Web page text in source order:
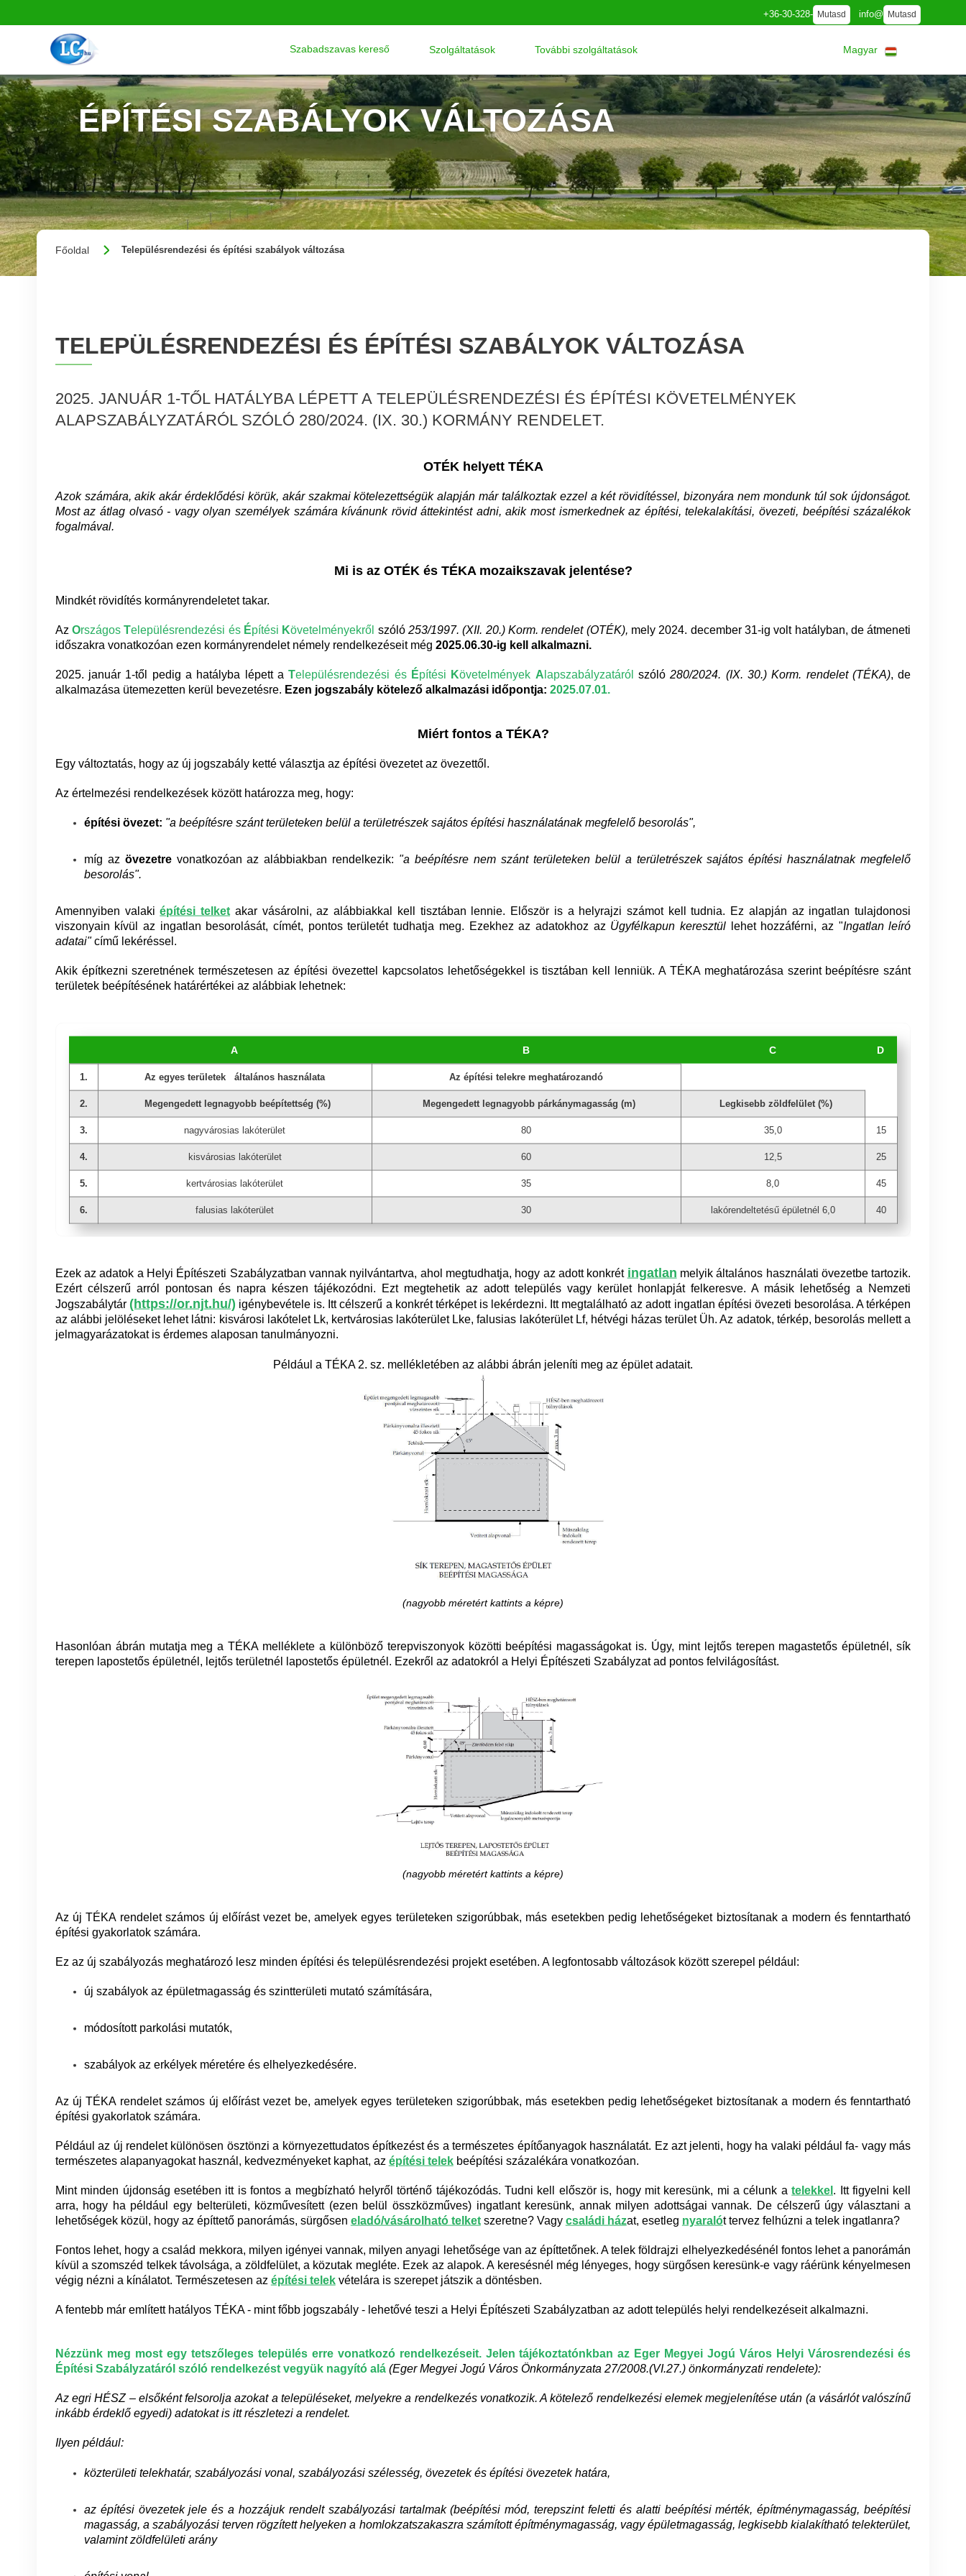
+36-30-328- Mutasd info@ Mutasd
Szabadszavas kereső Szolgáltatások További szolgáltatások Magyar
ÉPÍTÉSI SZABÁLYOK VÁLTOZÁSA
Főoldal Településrendezési és építési szabályok változása
TELEPÜLÉSRENDEZÉSI ÉS ÉPÍTÉSI SZABÁLYOK VÁLTOZÁSA
2025. JANUÁR 1-TŐL HATÁLYBA LÉPETT A TELEPÜLÉSRENDEZÉSI ÉS ÉPÍTÉSI KÖVETELMÉNYEK
ALAPSZABÁLYZATÁRÓL SZÓLÓ 280/2024. (IX. 30.) KORMÁNY RENDELET.
OTÉK helyett TÉKA
Azok számára, akik akár érdeklődési körük, akár szakmai kötelezettségük alapján már találkoztak ezzel a két rövidítéssel, bizonyára nem mondunk túl sok újdonságot.
Most az átlag olvasó - vagy olyan személyek számára kívánunk rövid áttekintést adni, akik most ismerkednek az építési, telekalakítási, övezeti, beépítési százalékok
fogalmával.
Mi is az OTÉK és TÉKA mozaikszavak jelentése?
Mindkét rövidítés kormányrendeletet takar.
AzOrszágosTelepülésrendezési és Építési Követelményekről szóló253/1997. (XII. 20.) Korm. rendelet (OTÉK), mely 2024. december 31-ig volt hatályban, de átmeneti
időszakra vonatkozóan ezen kormányrendelet némely rendelkezéseit még 2025.06.30-ig kell alkalmazni.
2025. január 1-től pedig a hatályba lépett aTelepülésrendezési és Építési Követelmények A lapszabályzatáról szóló280/2024. (IX. 30.) Korm. rendelet (TÉKA), de
alkalmazása ütemezetten kerül bevezetésre. Ezen jogszabály kötelező alkalmazási időpontja: 2025.07.01.
Miért fontos a TÉKA?
Egy változtatás, hogy az új jogszabály ketté választja az építési övezetet az övezettől.
Az értelmezési rendelkezések között határozza meg, hogy:
építési övezet: "a beépítésre szánt területeken belül a területrészek sajátos építési használatának megfelelő besorolás",
míg az övezetrevonatkozóan az alábbiakban rendelkezik: "a beépítésre nem szánt területeken belül a területrészek sajátos építési használatnak megfelelő
besorolás".
Amennyiben valakiépítési telket akar vásárolni, az alábbiakkal kell tisztában lennie. Először is a helyrajzi számot kell tudnia. Ez alapján az ingatlan tulajdonosi
viszonyain kívül az ingatlan besorolását, címét, pontos területét tudhatja meg. Ezekhez az adatokhoz az Ügyfélkapun keresztüllehet hozzáférni, az "Ingatlan leíró
adatai"című lekéréssel.
Akik építkezni szeretnének természetesen az építési övezettel kapcsolatos lehetőségekkel is tisztában kell lenniük. A TÉKA meghatározása szerint beépítésre szánt
területek beépítésének határértékei az alábbiak lehetnek:
A B C D
1. Az egyes területek általános használata Az építési telekre meghatározandó
2. Megengedett legnagyobb beépítettség (%) Megengedett legnagyobb párkánymagasság (m) Legkisebb zöldfelület (%)
3. nagyvárosias lakóterület 80 35,0 15
4. kisvárosias lakóterület 60 12,5 25
5. kertvárosias lakóterület 35 8,0 45
6. falusias lakóterület 30 lakórendeltetésű épületnél 6,0 40
Ezek az adatok a Helyi Építészeti Szabályzatban vannak nyilvántartva, ahol megtudhatja, hogy az adott konkrét ingatlan melyik általános használati övezetbe tartozik.
Ezért célszerű arról pontosan és napra készen tájékozódni. Ezt megtehetik az adott település vagy kerület honlapját felkeresve. A másik lehetőség a Nemzeti
Jogszabálytár (https://or.njt.hu/) igénybevétele is. Itt célszerű a konkrét térképet is lekérdezni. Itt megtalálható az adott ingatlan építési övezeti besorolása. A térképen
az alábbi jelöléseket lehet látni: kisvárosi lakótelet Lk, kertvárosias lakóterület Lke, falusias lakóterület Lf, hétvégi házas terület Üh. Az adatok, térkép, besorolás mellett a
jelmagyarázatokat is érdemes alaposan tanulmányozni.
Például a TÉKA 2. sz. mellékletében az alábbi ábrán jeleníti meg az épület adatait.
(nagyobb méretért kattints a képre)
Hasonlóan ábrán mutatja meg a TÉKA melléklete a különböző terepviszonyok közötti beépítési magasságokat is. Úgy, mint lejtős terepen magastetős épületnél, sík
terepen lapostetős épületnél, lejtős területnél lapostetős épületnél. Ezekről az adatokról a Helyi Építészeti Szabályzat ad pontos felvilágosítást.
(nagyobb méretért kattints a képre)
Az új TÉKA rendelet számos új előírást vezet be, amelyek egyes területeken szigorúbbak, más esetekben pedig lehetőségeket biztosítanak a modern és fenntartható
építési gyakorlatok számára.
Ez az új szabályozás meghatározó lesz minden építési és településrendezési projekt esetében. A legfontosabb változások között szerepel például:
új szabályok az épületmagasság és szintterületi mutató számítására,
módosított parkolási mutatók,
szabályok az erkélyek méretére és elhelyezkedésére.
Az új TÉKA rendelet számos új előírást vezet be, amelyek egyes területeken szigorúbbak, más esetekben pedig lehetőségeket biztosítanak a modern és fenntartható
építési gyakorlatok számára.
Például az új rendelet különösen ösztönzi a környezettudatos építkezést és a természetes építőanyagok használatát. Ez azt jelenti, hogy ha valaki például fa- vagy más
természetes alapanyagokat használ, kedvezményeket kaphat, az építési telekbeépítési százalékára vonatkozóan.
Mint minden újdonság esetében itt is fontos a megbízható helyről történő tájékozódás. Tudni kell először is, hogy mit keresünk, mi a célunk atelekkel . Itt figyelni kell
arra, hogy ha például egy belterületi, közművesített (ezen belül összközműves) ingatlant keresünk, annak milyen adottságai vannak. De célszerű úgy választani a
lehetőségek közül, hogy az építtető panorámás, sürgősen eladó/vásárolható telketszeretne? Vagy családi házat, esetleg nyaralót tervez felhúzni a telek ingatlanra?
Fontos lehet, hogy a család mekkora, milyen igényei vannak, milyen anyagi lehetősége van az építtetőnek. A telek földrajzi elhelyezkedésénél fontos lehet a panorámán
kívül a szomszéd telkek távolsága, a zöldfelület, a közutak megléte. Ezek az alapok. A keresésnél még lényeges, hogy sürgősen keresünk-e vagy ráérünk kényelmesen
végig nézni a kínálatot. Természetesen az építési telekvételára is szerepet játszik a döntésben.
A fentebb már említett hatályos TÉKA - mint főbb jogszabály - lehetővé teszi a Helyi Építészeti Szabályzatban az adott település helyi rendelkezéseit alkalmazni.
Nézzünk meg most egy tetszőleges település erre vonatkozó rendelkezéseit. Jelen tájékoztatónkban az Eger Megyei Jogú Város Helyi Városrendezési és
Építési Szabályzatáról szóló rendelkezést vegyük nagyító alá (Eger Megyei Jogú Város Önkormányzata 27/2008.(VI.27.) önkormányzati rendelete):
Az egri HÉSZ – elsőként felsorolja azokat a településeket, melyekre a rendelkezés vonatkozik. A kötelező rendelkezési elemek megjelenítése után (a vásárlót valószínű
inkább érdeklő egyedi) adatokat is itt részletezi a rendelet.
Ilyen például:
közterületi telekhatár, szabályozási vonal, szabályozási szélesség, övezetek és építési övezetek határa,
az építési övezetek jele és a hozzájuk rendelt szabályozási tartalmak (beépítési mód, terepszint feletti és alatti beépítési mérték, építménymagasság, beépítési
magasság, a szabályozási terven rögzített helyeken a homlokzatszakaszra számított építménymagasság, vagy épületmagasság, legkisebb kialakítható telekterület,
valamint zöldfelületi arány